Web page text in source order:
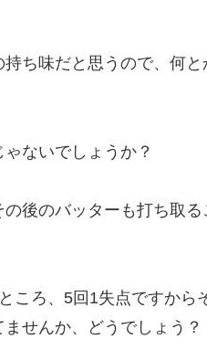
持ち味だと思うので、何
ないでしょうか？
の後のバッターも打ち取
ころ、5回1失点ですから
せんか、どうでしょう？